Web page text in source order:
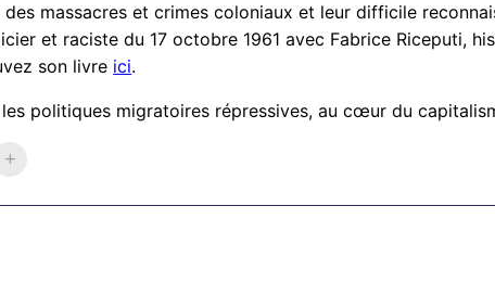
massacres et crimes coloniaux et leur difficile
et raciste du 17 octobre 1961 avec Fabrice Riceputi,
son livre ici.
politiques migratoires répressives, au cœur du